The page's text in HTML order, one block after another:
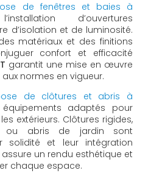
de fenêtres et baies à
d’ouvertures
d’isolation et de luminosité.
matériaux et des finitions
confort et efficacité
garantit une mise en œuvre
normes en vigueur.
de clôtures et abris à
adaptés pour
extérieurs. Clôtures rigides,
ou abris de jardin sont
solidité et leur intégration
assure un rendu esthétique et
chaque espace.